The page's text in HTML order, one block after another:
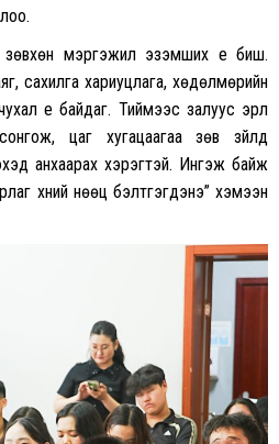
мэргэжил эзэмших үе биш.
сахилга хариуцлага, хөдөлмөрийн
үе байдаг. Тиймээс залуус эрүүл
цаг хугацаагаа зөв зүйлд
анхаарах хэрэгтэй. Ингэж байж
хүний нөөц бэлтгэгдэнэ” хэмээн